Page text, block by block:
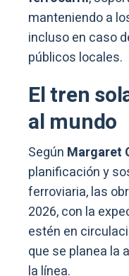
manteniendo a
incluso en caso
públicos locales.
El tren
al mundo
Según Margaret
planificación y
ferroviaria, las
2026, con la
estén en
que se planea la
la línea.